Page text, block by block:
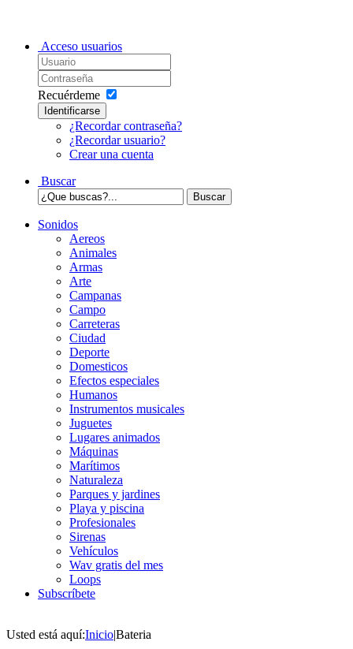
Acceso usuarios
Recuérdeme
Identificarse
¿Recordar contraseña?
¿Recordar usuario?
Crear una cuenta
Buscar
Sonidos
Aereos
Animales
Armas
Arte
Campanas
Campo
Carreteras
Ciudad
Deporte
Domesticos
Efectos especiales
Humanos
Instrumentos musicales
Juguetes
Lugares animados
Máquinas
Marítimos
Naturaleza
Parques y jardines
Playa y piscina
Profesionales
Sirenas
Vehículos
Wav gratis del mes
Loops
Subscríbete
Usted está aquí:Inicio|Bateria